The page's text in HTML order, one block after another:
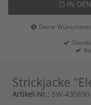
IN
Deine
Strickjacke
Artikel-Nr.: SW-